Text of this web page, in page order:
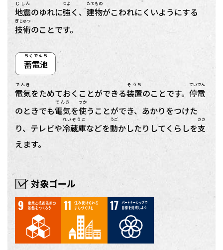
地震
じしん
のゆれに強
つよ
く、建物
たてもの
がこわれにくいようにする
技術
ぎじゅつ
のことです。
蓄電池
ちくでんち
電気
でんき
をためておくことができる装置
そうち
のことです。 停電
ていでん
のときでも電気
でんき
を使
つか
うことができ、あかりをつけた
り、テレビや冷蔵庫
れいぞうこ
などを動
うご
かしたりしてくらしを支
ささ
えます。
対象ゴール
9 11 17